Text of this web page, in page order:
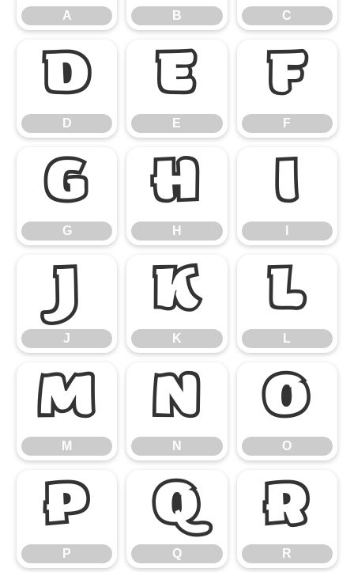
A B C
D
D
E
E
F
F
G
G
H
H
I
J
J
K
K
L
L
M
M
N
N
O
O
P
P
Q
Q
R
R